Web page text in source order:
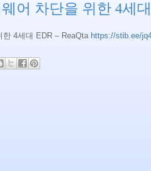
어 차단을 위한 4세대
4세대 EDR – ReaQta https://stib.ee/